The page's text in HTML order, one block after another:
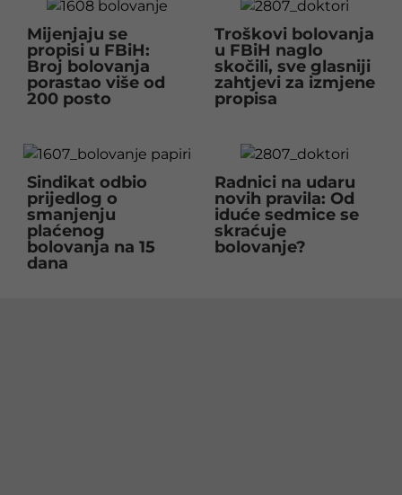
Mijenjaju se
propisi u FBiH:
Broj bolovanja
porastao više od
200 posto
Troškovi bolovanja
u FBiH naglo
skočili, sve glasniji
zahtjevi za izmjene
propisa
Sindikat odbio
prijedlog o
smanjenju
plaćenog
bolovanja na 15
dana
Radnici na udaru
novih pravila: Od
iduće sedmice se
skraćuje
bolovanje?